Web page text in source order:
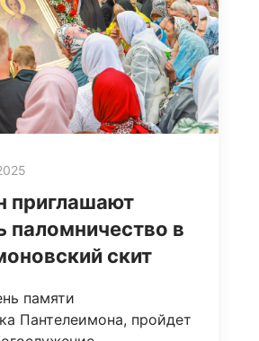
приглашают
паломничество в
скит
памяти
Пантелеимона, пройдет